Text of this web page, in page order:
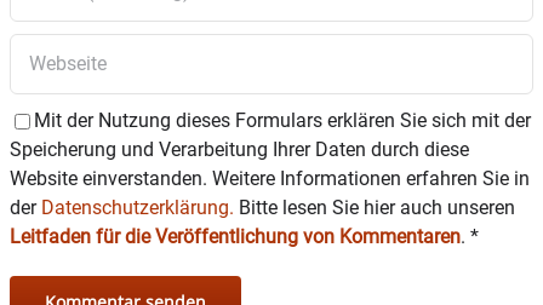
Mit der Nutzung dieses Formulars erklären Sie sich mit der
Speicherung und Verarbeitung Ihrer Daten durch diese
Website einverstanden. Weitere Informationen erfahren Sie in
der Datenschutzerklärung. Bitte lesen Sie hier auch unseren
Leitfaden für die Veröffentlichung von Kommentaren. *